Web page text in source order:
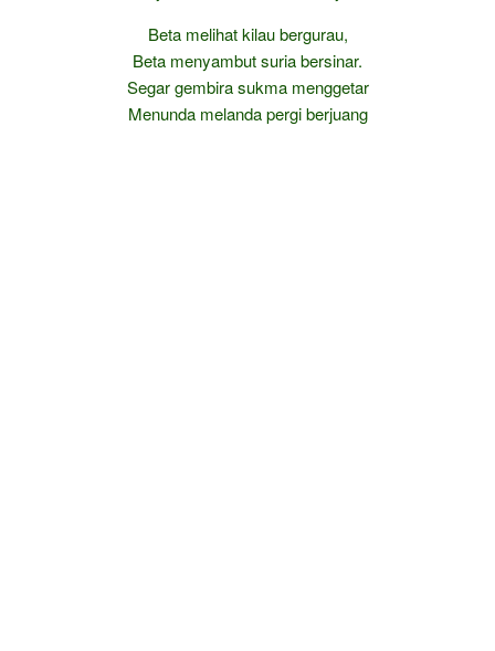
Beta melihat kilau bergurau,
Beta menyambut suria bersinar.
Segar gembira sukma menggetar
Menunda melanda pergi berjuang